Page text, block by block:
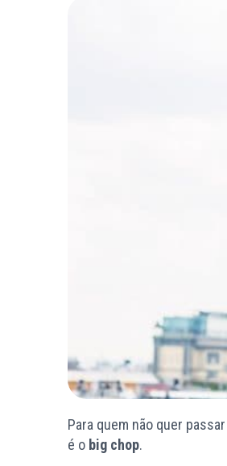
Para quem não quer
é o big chop.